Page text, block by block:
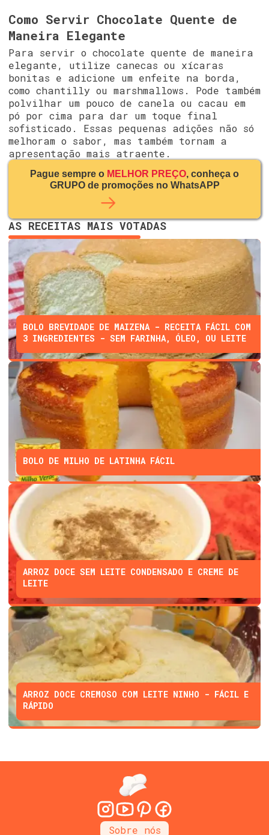
Como Servir Chocolate Quente de
Maneira Elegante
Para servir o chocolate quente de maneira
elegante, utilize canecas ou xícaras
bonitas e adicione um enfeite na borda,
como chantilly ou marshmallows. Pode também
polvilhar um pouco de canela ou cacau em
pó por cima para dar um toque final
sofisticado. Essas pequenas adições não só
melhoram o sabor, mas também tornam a
apresentação mais atraente.
Pague sempre o MELHOR PREÇO, conheça o
GRUPO de promoções no WhatsAPP
AS RECEITAS MAIS VOTADAS
BOLO BREVIDADE DE MAIZENA - RECEITA FÁCIL COM
3 INGREDIENTES - SEM FARINHA, ÓLEO, OU LEITE
BOLO DE MILHO DE LATINHA FÁCIL
ARROZ DOCE SEM LEITE CONDENSADO E CREME DE
LEITE
ARROZ DOCE CREMOSO COM LEITE NINHO - FÁCIL E
RÁPIDO
Sobre nós